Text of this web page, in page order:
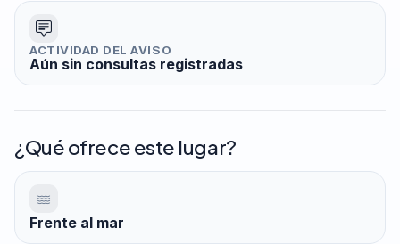
ACTIVIDAD DEL AVISO
Aún sin consultas registradas
¿Qué ofrece este lugar?
Frente al mar